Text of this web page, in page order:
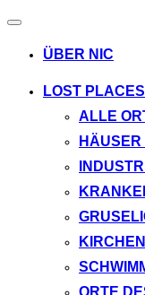
Navigation
ÜBER NIC
LOST PLACES
ALLE